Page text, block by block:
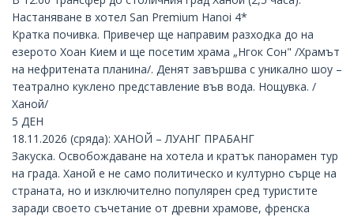
Настаняване в хотел San Premium Hanoi 4*
Кратка почивка. Привечер ще направим разходка до на
езерото Хоан Кием и ще посетим храма „Нгок Сон" /Храмът
на нефритената планина/. Денят завършва с уникално шоу –
театрално куклено представление във вода. Нощувка. /
Ханой/
5 ДЕН
18.11.2026 (сряда): ХАНОЙ – ЛУАНГ ПРАБАНГ
Закуска. Освобождаване на хотела и кратък панорамен тур
на града. Ханой е не само политическо и културно сърце на
страната, но и изключително популярен сред туристите
заради своето съчетание от древни храмове, френска